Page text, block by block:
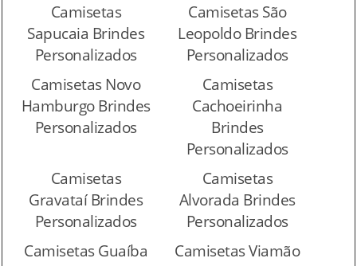
Camisetas
Sapucaia Brindes
Personalizados
Camisetas São
Leopoldo Brindes
Personalizados
Camisetas Novo
Hamburgo Brindes
Personalizados
Camisetas
Cachoeirinha
Brindes
Personalizados
Camisetas
Gravataí Brindes
Personalizados
Camisetas
Alvorada Brindes
Personalizados
Camisetas Guaíba
Camisetas Viamão